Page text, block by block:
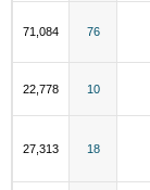
76
71,084
10
22,778
18
27,313